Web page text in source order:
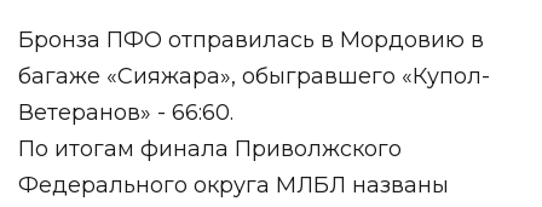
Бронза ПФО отправилась в Мордовию в
багаже «Сияжара», обыгравшего «Купол-
Ветеранов» - 66:60.
По итогам финала Приволжского
Федерального округа МЛБЛ названы